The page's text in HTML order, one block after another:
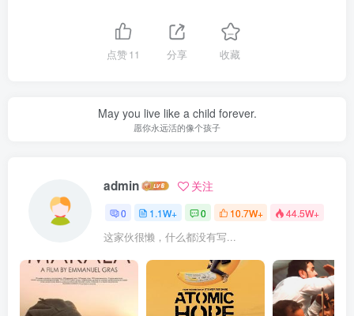
点赞11 分享 收藏
May you live like a child forever.
愿你永远活的像个孩子
admin 关注
0 1.1W+ 0 10.7W+ 44.5W+
这家伙很懒，什么都没有写...